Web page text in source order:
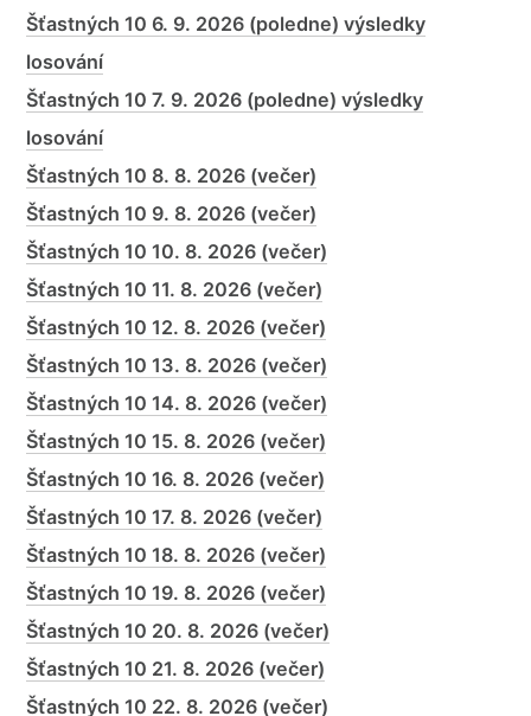
Šťastných 10 6. 9. 2026 (poledne) výsledky
losování
Šťastných 10 7. 9. 2026 (poledne) výsledky
losování
Šťastných 10 8. 8. 2026 (večer)
Šťastných 10 9. 8. 2026 (večer)
Šťastných 10 10. 8. 2026 (večer)
Šťastných 10 11. 8. 2026 (večer)
Šťastných 10 12. 8. 2026 (večer)
Šťastných 10 13. 8. 2026 (večer)
Šťastných 10 14. 8. 2026 (večer)
Šťastných 10 15. 8. 2026 (večer)
Šťastných 10 16. 8. 2026 (večer)
Šťastných 10 17. 8. 2026 (večer)
Šťastných 10 18. 8. 2026 (večer)
Šťastných 10 19. 8. 2026 (večer)
Šťastných 10 20. 8. 2026 (večer)
Šťastných 10 21. 8. 2026 (večer)
Šťastných 10 22. 8. 2026 (večer)